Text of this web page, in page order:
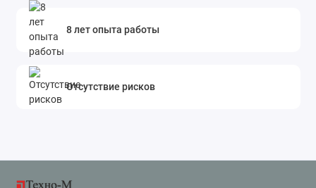
8 лет опыта работы
Отсутствие рисков